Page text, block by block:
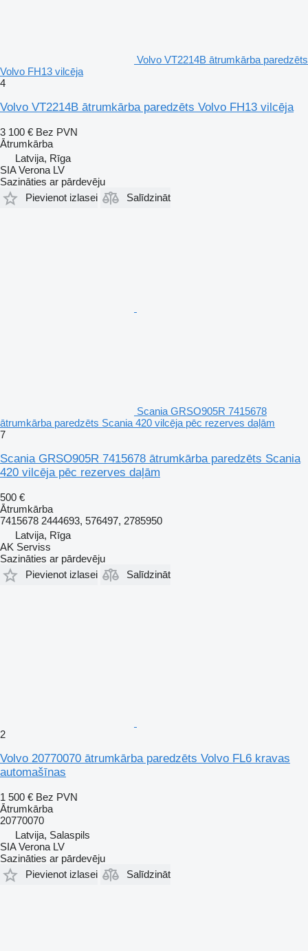
Volvo VT2214B ātrumkārba paredzēts
Volvo FH13 vilcēja
4
Volvo VT2214B ātrumkārba paredzēts Volvo FH13 vilcēja
3 100 € Bez PVN
Ātrumkārba
Latvija, Rīga
SIA Verona LV
Sazināties ar pārdevēju
Pievienot izlasei
Salīdzināt
Scania GRSO905R 7415678
ātrumkārba paredzēts Scania 420 vilcēja pēc rezerves daļām
7
Scania GRSO905R 7415678 ātrumkārba paredzēts Scania
420 vilcēja pēc rezerves daļām
500 €
Ātrumkārba
7415678 2444693, 576497, 2785950
Latvija, Rīga
AK Serviss
Sazināties ar pārdevēju
Pievienot izlasei
Salīdzināt
2
Volvo 20770070 ātrumkārba paredzēts Volvo FL6 kravas
automašīnas
1 500 € Bez PVN
Ātrumkārba
20770070
Latvija, Salaspils
SIA Verona LV
Sazināties ar pārdevēju
Pievienot izlasei
Salīdzināt